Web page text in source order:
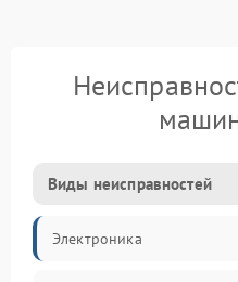
Виды неисправностей
Электроника